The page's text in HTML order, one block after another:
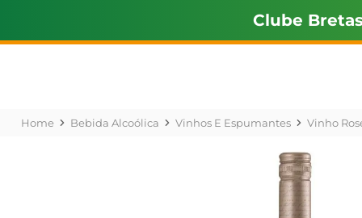
Clube Bretas
Bebida Alcoólica Vinhos E Espumantes Vinho